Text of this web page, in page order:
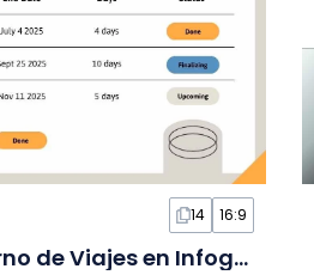
14 16:9
Planificador Moderno de Viajes en Infografía